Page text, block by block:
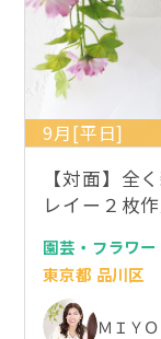
9月[平日]
【対面】全
レイー２枚
園芸・フラワー
東京都 品川区
ＭＩＹ